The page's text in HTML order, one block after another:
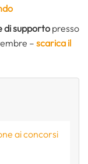
di supportopresso
– scarica il
ai concorsi